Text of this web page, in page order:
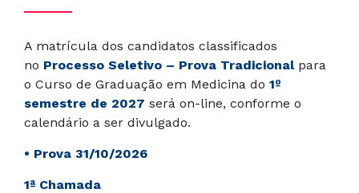
A matrícula dos candidatos classificados
no Processo Seletivo – Prova Tradicional para
o Curso de Graduação em Medicina do 1º
semestre de 2027 será on-line, conforme o
calendário a ser divulgado.
• Prova 31/10/2026
1ª Chamada